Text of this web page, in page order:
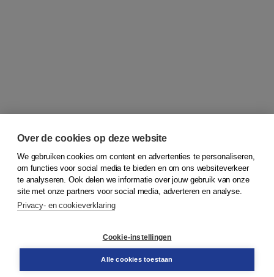
© 2026Koninklijke Boom uitgevers
Bestellen
Over de cookies op deze website
We gebruiken cookies om content en advertenties te personaliseren,
om functies voor social media te bieden en om ons websiteverkeer
te analyseren. Ook delen we informatie over jouw gebruik van onze
site met onze partners voor social media, adverteren en analyse.
Privacy- en cookieverklaring
Cookie-instellingen
Alle cookies toestaan